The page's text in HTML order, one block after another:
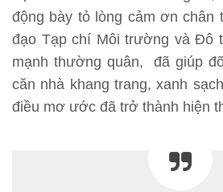
động bày tỏ lòng cảm ơn chân
đạo Tạp chí Môi trường và Đô
mạnh thường quân, đã giúp
căn nhà khang trang, xanh
điều mơ ước đã trở thành hiện